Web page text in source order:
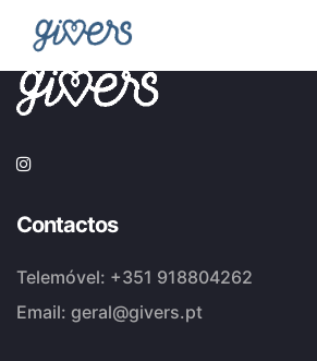
Contactos
Telemóvel: +351 918804262
Email: geral@givers.pt